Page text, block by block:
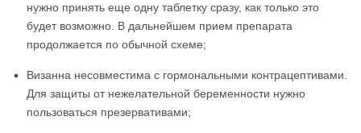
нужно принять еще одну таблетку сразу, как только это
будет возможно. В дальнейшем прием препарата
продолжается по обычной схеме;
Визанна несовместима с гормональными контрацептивами.
Для защиты от нежелательной беременности нужно
пользоваться презервативами;